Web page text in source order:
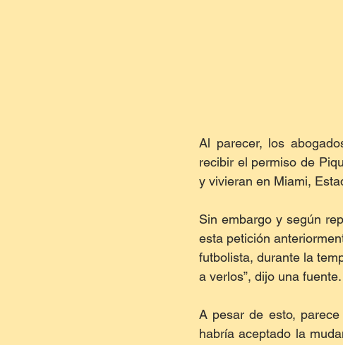
Al parecer, los
recibir el permiso de
y vivieran en Miami,
Sin embargo y según
esta petición
futbolista, durante la
a verlos”, dijo una fuente.
A pesar de esto,
habría aceptado la